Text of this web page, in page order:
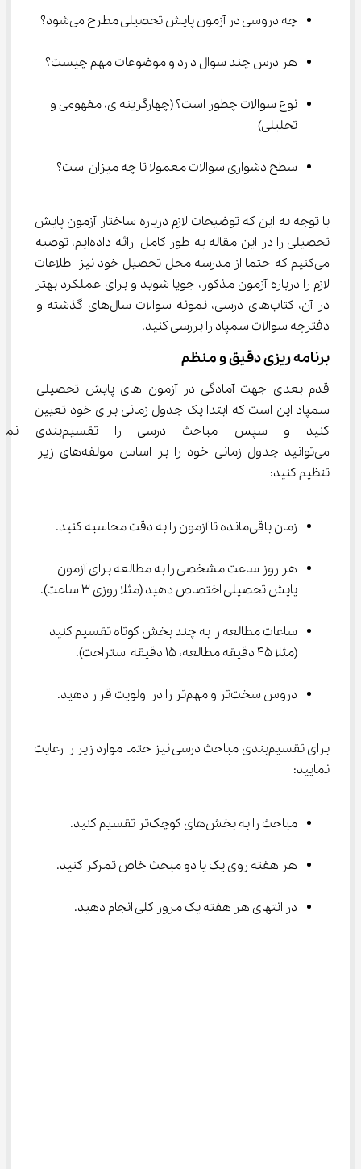
چه دروسی در آزمون پایش تحصیلی مطرح می‌شود؟
هر درس چند سوال دارد و موضوعات مهم چیست؟
نوع سوالات چطور است؟ (چهارگزینه‌ای، مفهومی و
تحلیلی)
سطح دشواری سوالات معمولا تا چه میزان است؟
با توجه به این که توضیحات لازم درباره ساختار آزمون پایش
تحصیلی را در این مقاله به طور کامل ارائه داده‌ایم، توصیه
می‌کنیم که حتما از مدرسه محل تحصیل خود نیز اطلاعات
لازم را درباره آزمون مذکور، جویا شوید و برای عملکرد بهتر
در آن، کتاب‌های درسی، نمونه سوالات سال‌های گذشته و
دفترچه سوالات سمپاد را بررسی کنید.
برنامه ریزی دقیق و منظم
قدم بعدی جهت آمادگی در آزمون های پایش تحصیلی
سمپاد این است که ابتدا یک جدول زمانی برای خود تعیین
کنید و سپس مباحث درسی
می‌توانید جدول زمانی خود را بر اساس مولفه‌های زیر
تنظیم کنید:
زمان باقی‌مانده تا آزمون را به دقت محاسبه کنید.
هر روز ساعت مشخصی را به مطالعه برای آزمون
پایش تحصیلی اختصاص دهید (مثلا روزی 3 ساعت).
ساعات مطالعه را به چند بخش کوتاه تقسیم کنید
(مثلا 45 دقیقه مطالعه، 15 دقیقه استراحت).
دروس سخت‌تر و مهم‌تر را در اولویت قرار دهید.
برای تقسیم‌بندی مباحث درسی نیز حتما موارد زیر را رعایت
نمایید:
مباحث را به بخش‌های کوچک‌تر تقسیم کنید.
هر هفته روی یک یا دو مبحث خاص تمرکز کنید.
در انتهای هر هفته یک مرور کلی انجام دهید.